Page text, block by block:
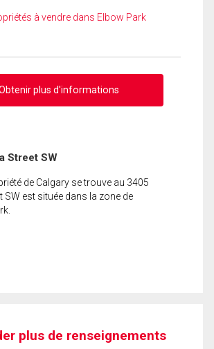
à vendre dans Elbow Park
plus d'informations
Street SW
de Calgary se trouve au 3405
SW est située dans la zone de
plus de renseignements